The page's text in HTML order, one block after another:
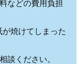
などの費用負担
焼けてしまった
談ください。